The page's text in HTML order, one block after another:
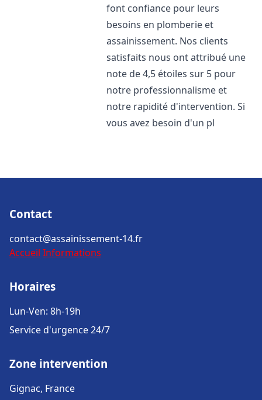
font confiance pour leurs
besoins en plomberie et
assainissement. Nos clients
satisfaits nous ont attribué une
note de 4,5 étoiles sur 5 pour
notre professionnalisme et
notre rapidité d'intervention. Si
vous avez besoin d'un pl
Contact
contact@assainissement-14.fr
Accueil Informations
Horaires
Lun-Ven: 8h-19h
Service d'urgence 24/7
Zone intervention
Gignac, France